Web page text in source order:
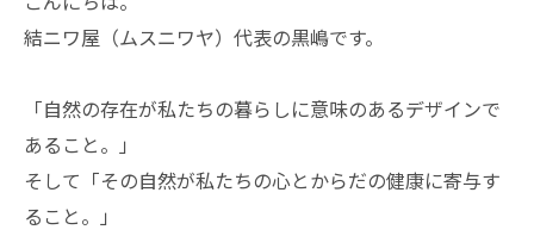
結ニワ屋（ムスニワヤ）代表の黒嶋です。
「自然の存在が私たちの暮らしに意味のあるデザインで
あること。」
そして「その自然が私たちの心とからだの健康に寄与す
ること。」